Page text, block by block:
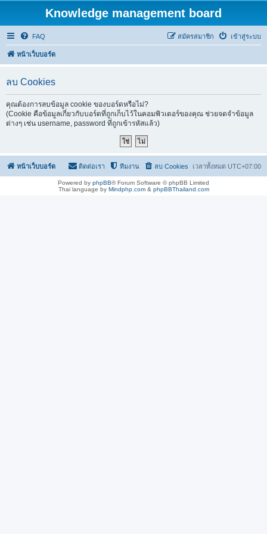
Knowledge management board
FAQ เข้าสู่ระบบ
สมัครสมาชิก
หน้าเว็บบอร์ด
ลบ Cookies
คุณต้องการลบข้อมูล cookie ของบอร์ดหรือไม่?
(Cookie คือข้อมูลเกี่ยวกับบอร์ดที่ถูกเก็บไว้ในคอมพิวเตอร์ของคุณ ช่วยจดจำข้อมูล
ต่างๆ เช่น username, password ที่ถูกเข้ารหัสแล้ว)
หน้าเว็บบอร์ด เวลาทั้งหมด UTC+07:00
ลบ Cookies
ทีมงาน
ติดต่อเรา
Powered by phpBB® Forum Software © phpBB Limited
Thai language by Mindphp.com& phpBBThailand.com